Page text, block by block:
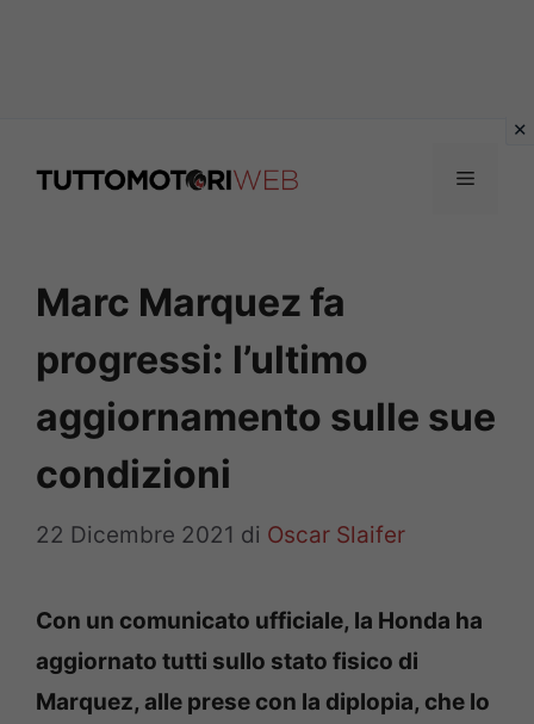
Menu
Marc Marquez fa
progressi: l’ultimo
aggiornamento sulle sue
condizioni
22 Dicembre 2021 di Oscar Slaifer
Con un comunicato ufficiale, la Honda ha
aggiornato tutti sullo stato fisico di
Marquez, alle prese con la diplopia, che lo